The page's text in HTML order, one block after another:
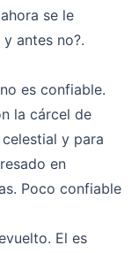
se le
antes no?.
es confiable.
la cárcel de
y para
en
Poco confiable
El es